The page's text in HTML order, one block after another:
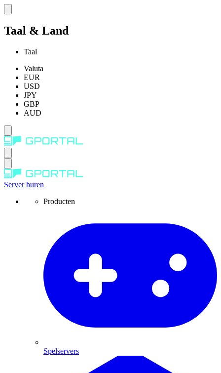
Taal & Land
Taal
Valuta
EUR
USD
JPY
GBP
AUD
Server huren
Producten
Spelservers